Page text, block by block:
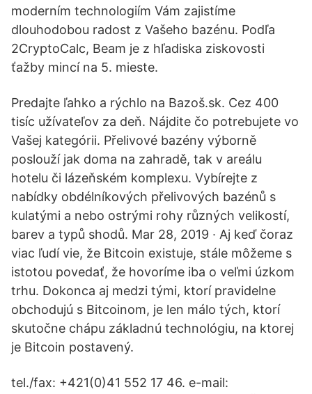
moderním technologiím Vám zajistíme
dlouhodobou radost z Vašeho bazénu. Podľa
2CryptoCalc, Beam je z hľadiska ziskovosti
ťažby mincí na 5. mieste.
Predajte ľahko a rýchlo na Bazoš.sk. Cez 400
tisíc užívateľov za deň. Nájdite čo potrebujete vo
Vašej kategórii. Přelivové bazény výborně
poslouží jak doma na zahradě, tak v areálu
hotelu či lázeňském komplexu. Vybírejte z
nabídky obdélníkových přelivových bazénů s
kulatými a nebo ostrými rohy různých velikostí,
barev a typů shodů. Mar 28, 2019 · Aj keď čoraz
viac ľudí vie, že Bitcoin existuje, stále môžeme s
istotou povedať, že hovoríme iba o veľmi úzkom
trhu. Dokonca aj medzi tými, ktorí pravidelne
obchodujú s Bitcoinom, je len málo tých, ktorí
skutočne chápu základnú technológiu, na ktorej
je Bitcoin postavený.
tel./fax: +421(0)41 552 17 46. e-mail: